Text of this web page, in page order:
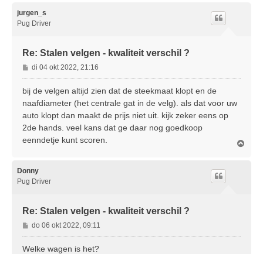
jurgen_s
Pug Driver
Re: Stalen velgen - kwaliteit verschil ?
B
e
r
i
c
h
t
di 04 okt 2022, 21:16
bij de velgen altijd zien dat de steekmaat klopt en de
naafdiameter (het centrale gat in de velg). als dat voor uw
auto klopt dan maakt de prijs niet uit. kijk zeker eens op
2de hands. veel kans dat ge daar nog goedkoop
eenndetje kunt scoren.
Donny
Pug Driver
Re: Stalen velgen - kwaliteit verschil ?
B
e
r
do 06 okt 2022, 09:11
Welke wagen is het?